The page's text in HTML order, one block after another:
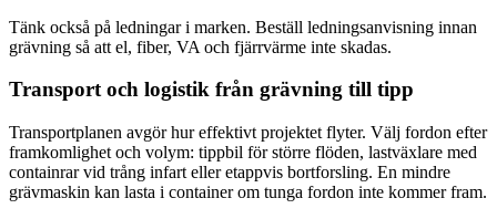
Tänk också på ledningar i marken. Beställ ledningsanvisning innan
grävning så att el, fiber, VA och fjärrvärme inte skadas.
Transport och logistik från grävning till tipp
Transportplanen avgör hur effektivt projektet flyter. Välj fordon efter
framkomlighet och volym: tippbil för större flöden, lastväxlare med
containrar vid trång infart eller etappvis bortforsling. En mindre
grävmaskin kan lasta i container om tunga fordon inte kommer fram.